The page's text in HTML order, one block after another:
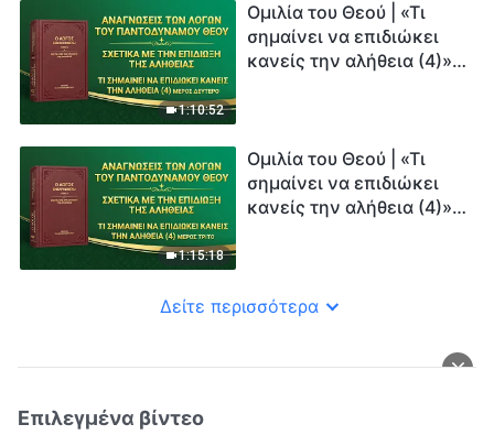
1:10:52
Ομιλία του Θεού | «Τι
σημαίνει να επιδιώκει
κανείς την αλήθεια (4)»
1:15:18
Ομιλία του Θεού | «Τι
σημαίνει να επιδιώκει
κανείς την αλήθεια (4)»
Δείτε περισσότερα
Επιλεγμένα βίντεο